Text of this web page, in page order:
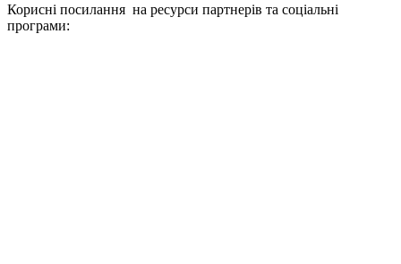
Корисні посилання на ресурси партнерів та соціальні
програми: